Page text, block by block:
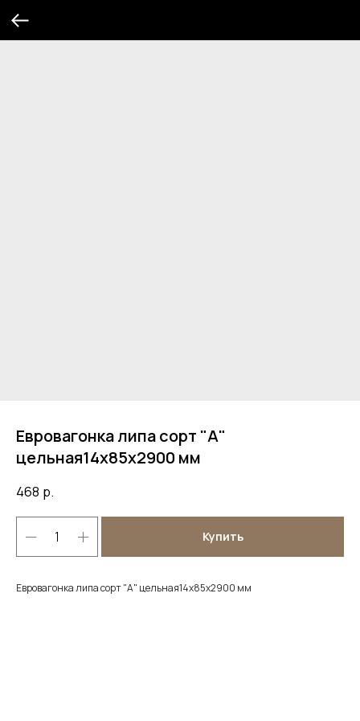
Евровагонка липа сорт "А"
цельная14х85х2900 мм
468 р.
Купить
Евровагонка липа сорт "А" цельная14х85х2900 мм